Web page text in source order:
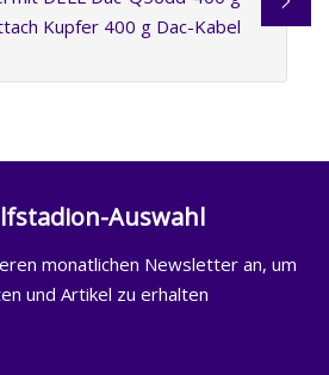
Kupfer 400 g Dac-Kabel
Auswahl
monatlichen Newsletter an, um
und Artikel zu erhalten